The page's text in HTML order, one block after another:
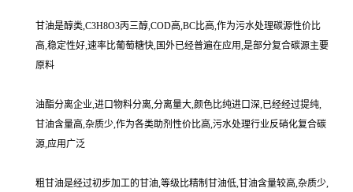
甘油是醇类,C3H8O3丙三醇,COD高,BC比高,作为污水处理碳源性价比
高,稳定性好,速率比葡萄糖快,国外已经普遍在应用,是部分复合碳源主要
原料
油酯分离企业,进口物料分离,分离量大,颜色比纯进口深,已经经过提纯,
甘油含量高,杂质少,作为各类助剂性价比高,污水处理行业反硝化复合碳
源,应用广泛
粗甘油是经过初步加工的甘油,等级比精制甘油低,甘油含量较高,杂质少,